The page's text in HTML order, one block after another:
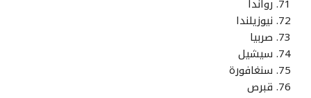
رواندا
نيوزيلندا
صربيا
سيشيل
سنغافورة
قبرص